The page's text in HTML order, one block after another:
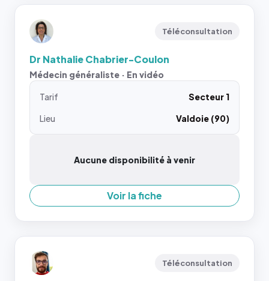
Téléconsultation
Dr Nathalie Chabrier-Coulon
Médecin généraliste · En vidéo
Tarif
Secteur 1
Lieu
Valdoie (90)
Aucune disponibilité à venir
Voir la fiche
Téléconsultation